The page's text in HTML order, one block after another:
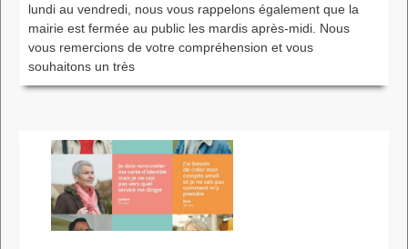
lundi au vendredi, nous vous rappelons également que la
mairie est fermée au public les mardis après-midi. Nous
vous remercions de votre compréhension et vous
souhaitons un très